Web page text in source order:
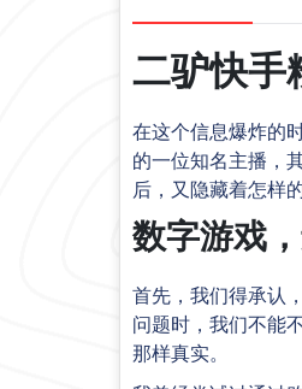
二驴快手
在这个信息爆炸的
的一位知名主播，
后，又隐藏着怎样
数字游戏
首先，我们得承认
问题时，我们不能
那样真实。